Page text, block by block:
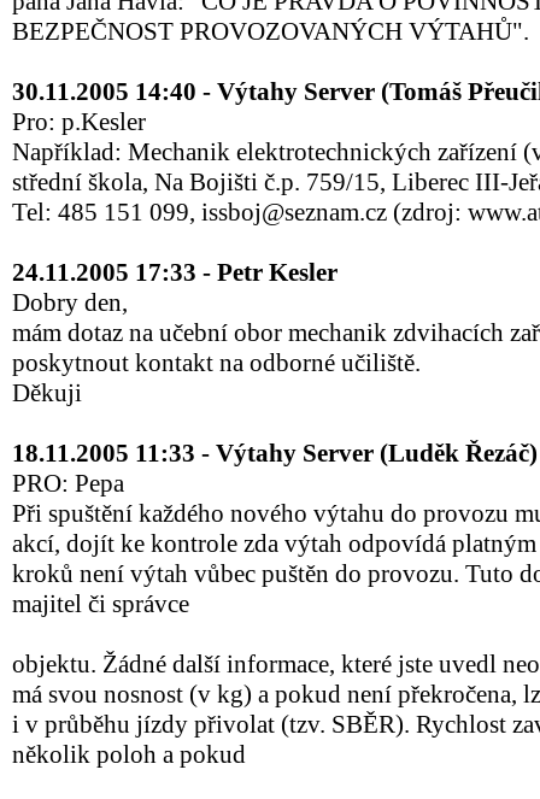
BEZPEČNOST PROVOZOVANÝCH VÝTAHŮ".
30.11.2005 14:40 - Výtahy Server (Tomáš
Pro: p.Kesler
Například: Mechanik elektrotechnických zařízení
střední škola, Na Bojišti č.p. 759/15, Liberec III-
Tel: 485 151 099, issboj@seznam.cz (zdroj:
24.11.2005 17:33 - Petr Kesler
Dobry den,
mám dotaz na učební obor mechanik zdvihacích
poskytnout kontakt na odborné učiliště.
Děkuji
18.11.2005 11:33 - Výtahy Server (Luděk Řezáč)
PRO: Pepa
Při spuštění každého nového výtahu do provozu
akcí, dojít ke kontrole zda výtah odpovídá platným
kroků není výtah vůbec puštěn do provozu. Tuto
majitel či správce
objektu. Žádné další informace, které jste uvedl
má svou nosnost (v kg) a pokud není překročena,
i v průběhu jízdy přivolat (tzv. SBĚR). Rychlost
několik poloh a pokud